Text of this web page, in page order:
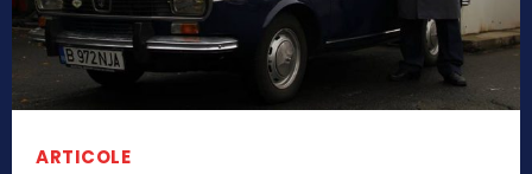
ARTICOLE